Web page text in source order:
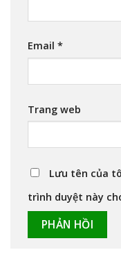
Email *
Trang web
Lưu tên của
trình duyệt này